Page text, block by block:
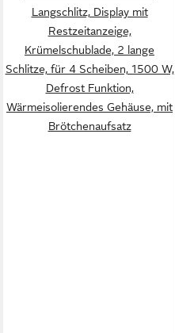
Langschlitz, Display mit
Restzeitanzeige,
Krümelschublade, 2 lange
Schlitze, für 4 Scheiben, 1500 W,
Defrost Funktion,
Wärmeisolierendes Gehäuse, mit
Brötchenaufsatz